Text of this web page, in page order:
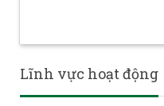
Lĩnh vực hoạt động